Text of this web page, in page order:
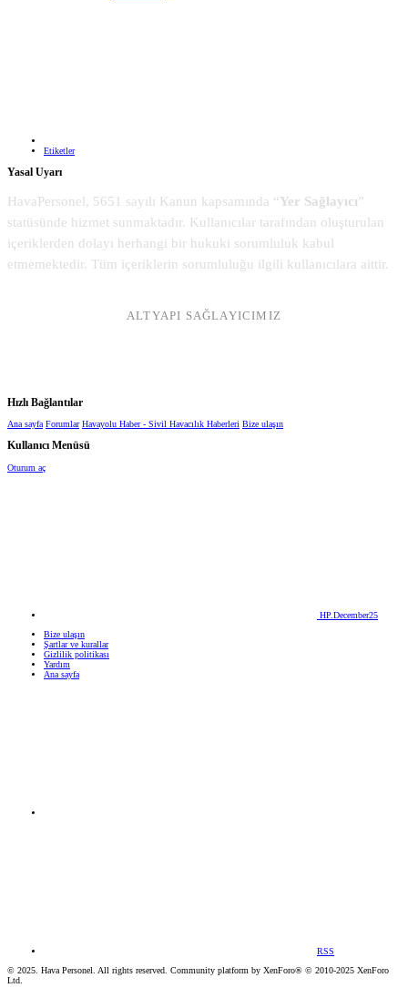
Etiketler
Yasal Uyarı
HavaPersonel, 5651 sayılı Kanun kapsamında “Yer Sağlayıcı”
statüsünde hizmet sunmaktadır. Kullanıcılar tarafından oluşturulan
içeriklerden dolayı herhangi bir hukuki sorumluluk kabul
etmemektedir. Tüm içeriklerin sorumluluğu ilgili kullanıcılara aittir.
ALTYAPI SAĞLAYICIMIZ
Hızlı Bağlantılar
Ana sayfa Forumlar Havayolu Haber - Sivil Havacılık Haberleri Bize ulaşın
Kullanıcı Menüsü
Oturum aç
HP.December25
Bize ulaşın
Şartlar ve kurallar
Gizlilik politikası
Yardım
Ana sayfa
RSS
© 2025. Hava Personel. All rights reserved. Community platform by XenForo® © 2010-2025 XenForo
Ltd.